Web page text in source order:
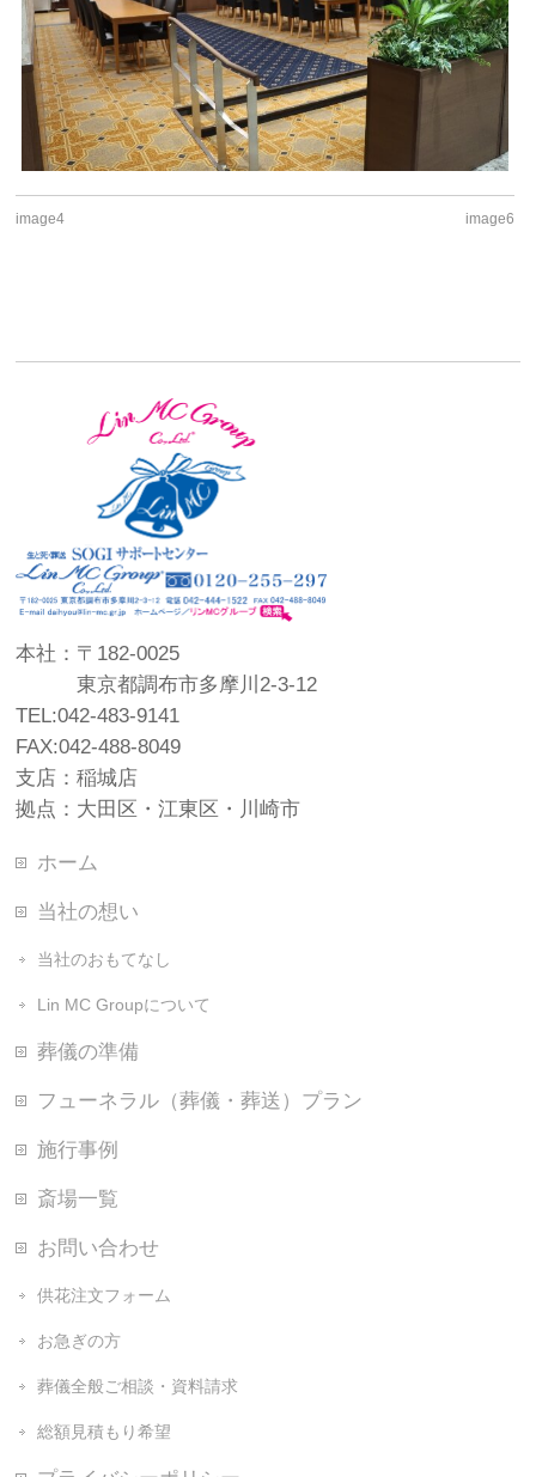
image4 image6
本社：〒182-0025
東京都調布市多摩川2-3-12
TEL:042-483-9141
FAX:042-488-8049
支店：稲城店
拠点：大田区・江東区・川崎市
ホーム
当社の想い
当社のおもてなし
Lin MC Groupについて
葬儀の準備
フューネラル（葬儀・葬送）プラン
施行事例
斎場一覧
お問い合わせ
供花注文フォーム
お急ぎの方
葬儀全般ご相談・資料請求
総額見積もり希望